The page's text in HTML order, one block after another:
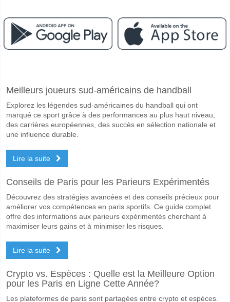
Le match entre Slovan Liberec v Mlada Boleslav 18 April 2026 14:00.
Quelle est l'équipe favorite pour gagner entre Slovan
Slovan Liberec pour le Gagnant du match, avec une probabilité de
Oui pour Les Deux Équipes Marquent, avec un pourcentage de 59%.
Quel sera le résultat correct attendu entre Slovan
Sur le côté risqué, vous pouvez essayer le Résultat Correct de 3-1
Meilleurs joueurs sud-américains de handball
Explorez les légendes sud-américaines du handball qui ont
marqué ce sport grâce à des performances au plus haut niveau,
des carrières européennes, des succès en sélection nationale et
une influence durable.
Lire la suite
Conseils de Paris pour les Parieurs Expérimentés
Découvrez des stratégies avancées et des conseils précieux pour
améliorer vos compétences en paris sportifs. Ce guide complet
offre des informations aux parieurs expérimentés cherchant à
maximiser leurs gains et à minimiser les risques.
Lire la suite
Crypto vs. Espèces : Quelle est la Meilleure Option
pour les Paris en Ligne Cette Année?
Les plateformes de paris sont partagées entre crypto et espèces.